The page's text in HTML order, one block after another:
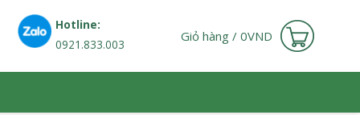
Hotline:
0921.833.003
Giỏ hàng /0VND